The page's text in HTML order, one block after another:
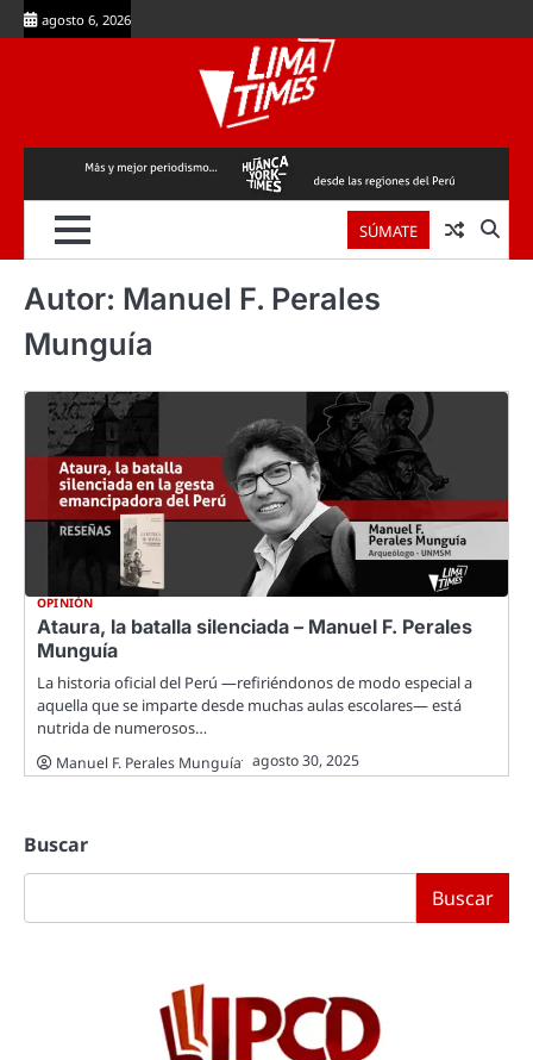
Skip
to
agosto 6, 2026
SÚMATE
Autor: Manuel F. Perales
Munguía
OPINIÓN
Ataura, la batalla silenciada – Manuel F. Perales
Munguía
La historia oficial del Perú —refiriéndonos de modo especial a
aquella que se imparte desde muchas aulas escolares— está
nutrida de numerosos…
Manuel F. Perales Munguía agosto 30, 2025
Buscar
Buscar